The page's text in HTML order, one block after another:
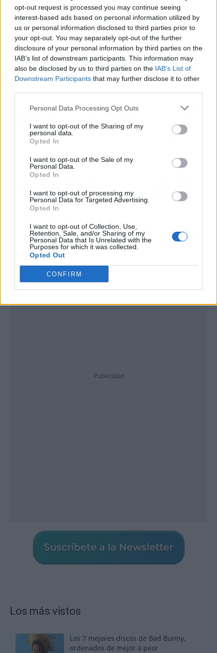
opt-out request is processed you may continue seeing
interest-based ads based on personal information utilized by
us or personal information disclosed to third parties prior to
your opt-out. You may separately opt-out of the further
disclosure of your personal information by third parties on the
IAB’s list of downstream participants. This information may
also be disclosed by us to third parties on the IAB’s List of
Downstream Participants that may further disclose it to other
Personal Data Processing Opt Outs
I want to opt-out of the Sharing of my
personal data.
Opted In
I want to opt-out of the Sale of my
Personal Data.
Opted In
I want to opt-out of processing my
Personal Data for Targeted Advertising.
Opted In
I want to opt-out of Collection, Use,
Retention, Sale, and/or Sharing of my
Personal Data that Is Unrelated with the
Purposes for which it was collected.
Opted Out
CONFIRM
reactivación de distribuciones, aunque todavía
siguen a niveles inferiores a hace un año. De
lado contrario, las empresas deconsumoy las
energéticas se sitúan entre las que peor
comportamiento registraron, al reducir sus
repartos un 36% y un 26%, respectivamente.
Artículo anterior
pago en efectivo
perjudicará la
recuperación del
consumo
Artículo siguiente
digitales de los bancos
centrales "pueden ser el
Publicidad
Los más vistos
Los 7 mejores discos de Bad Bunny,
ordenados de mejor a peor